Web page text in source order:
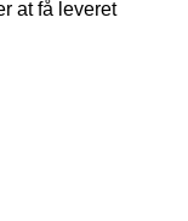
at få leveret